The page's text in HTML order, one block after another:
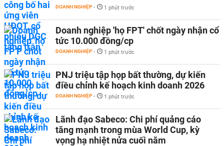
DOANH NGHIỆP - 1 phút trước
Doanh nghiệp 'họ FPT' chốt ngày nhận cổ
tức 10.000 đồng/cp
DOANH NGHIỆP - 1 phút trước
PNJ triệu tập họp bất thường, dự kiến
điều chỉnh kế hoạch kinh doanh 2026
DOANH NGHIỆP - 1 phút trước
Lãnh đạo Sabeco: Chi phí quảng cáo
tăng mạnh trong mùa World Cup, kỳ
vọng hạ nhiệt nửa cuối năm